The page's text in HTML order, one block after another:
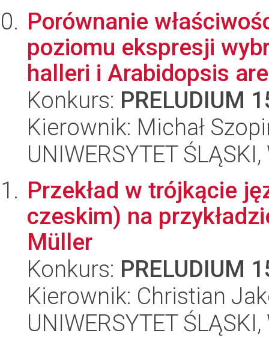
Porównanie
poziomu ekspresji
halleri i Arabidopsis
Konkurs: PRELUDIUM
Kierownik: Michał
UNIWERSYTET
Przekład w trójkącie
czeskim) na
Müller
Konkurs: PRELUDIUM
Kierownik: Christian
UNIWERSYTET